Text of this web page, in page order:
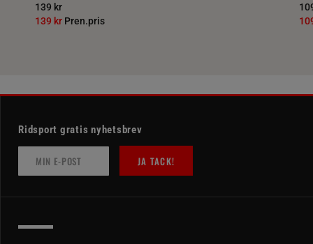
139 kr
139 kr Pren.pris
Ridsport gratis nyhetsbrev
JA TACK!